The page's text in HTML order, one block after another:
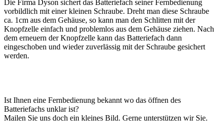
Die Firma Dyson sichert das Batteriefach seiner Fernbedienung
vorbildlich mit einer kleinen Schraube. Dreht man diese Schraube
ca. 1cm aus dem Gehäuse, so kann man den Schlitten mit der
Knopfzelle einfach und problemlos aus dem Gehäuse ziehen. Nach
dem erneuern der Knopfzelle kann das Batteriefach dann
eingeschoben und wieder zuverlässig mit der Schraube gesichert
werden.
Ist Ihnen eine Fernbedienung bekannt wo das öffnen des
Batteriefachs unklar ist?
Mailen Sie uns doch ein kleines Bild. Gerne unterstützen wir Sie.